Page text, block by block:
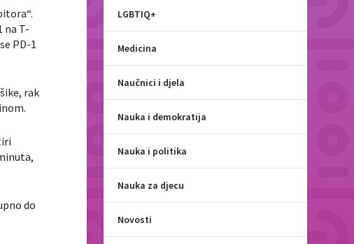
na T-
PD-1
rak
do
LGBTIQ+
Medicina
Naučnici i djela
Nauka i demokratija
Nauka i politika
Nauka za djecu
Novosti